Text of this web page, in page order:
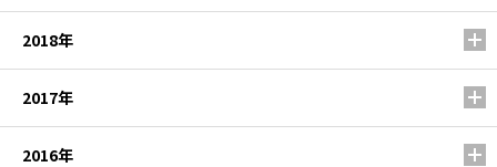
2018年
2017年
2016年